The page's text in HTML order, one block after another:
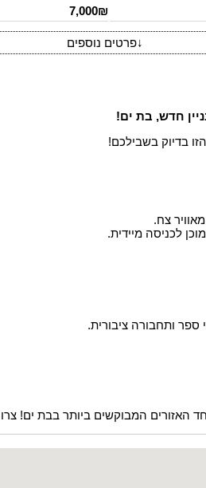
7,000₪
↓פרטים נוספים
בדיוק בשבילכם!
צח.
לכניסה מיידית.
ותחבורה ציבורית.
האזורים המבוקשים ביותר בבת ים! צרו